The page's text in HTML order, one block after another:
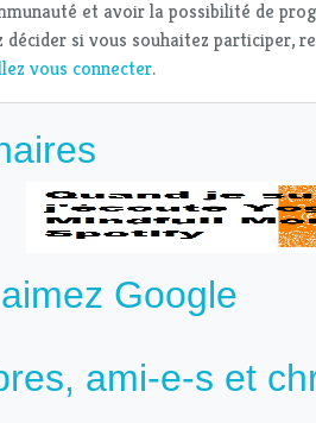
et avoir la possibilité de
décider si vous souhaitez participer,
vous connecter.
Google
ami-e-s et